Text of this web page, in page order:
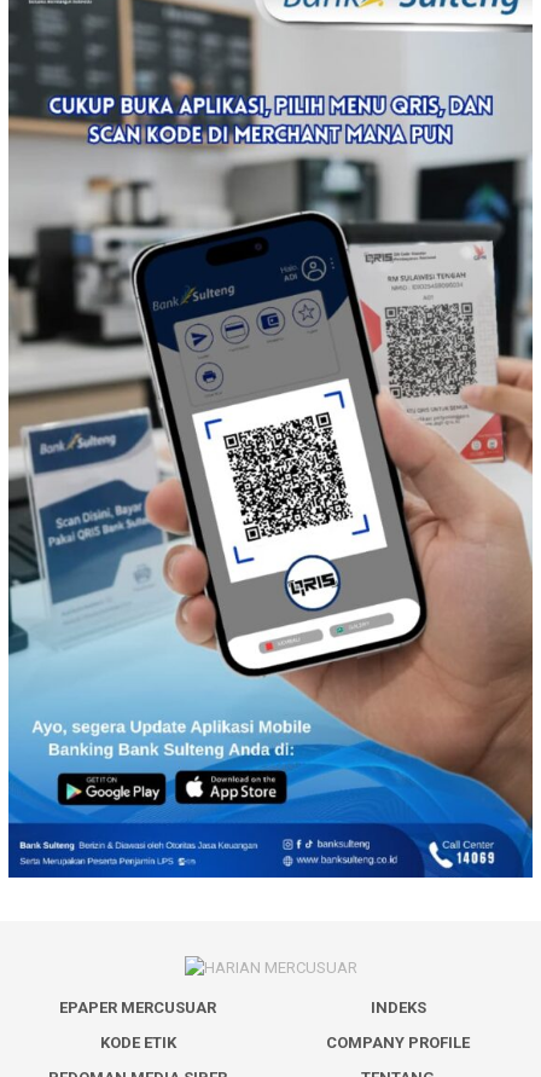
EPAPER MERCUSUAR
INDEKS
KODE ETIK
COMPANY PROFILE